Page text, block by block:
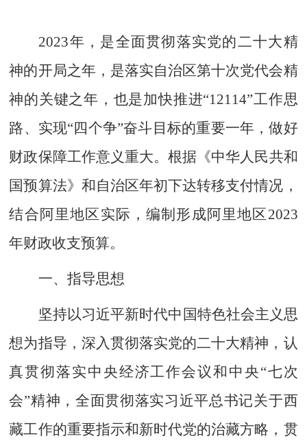
2023年， 是全面贯彻落实党的二十大精
神的开局之年，是落实自治区第十次党代会精
神的关键之年，也是加快推进“12114”工作思
路、实现“四个争”奋斗目标的重要一年，做好
财政保障工作意义重大。根据《中华人民共和
国预算法》和自治区年初下达转移支付情况，
结合阿里地区实际，编制形成阿里地区2023
年财政收支预算。
一、指导思想
坚持以习近平新时代中国特色社会主义思
想为指导，深入贯彻落实党的二十大精神，认
真贯彻落实中央经济工作会议和中央“七次
会”精神，全面贯彻落实习近平总书记关于西
藏工作的重要指示和新时代党的治藏方略，贯